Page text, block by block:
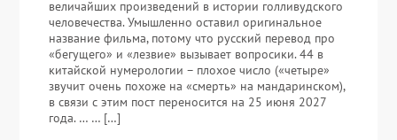
величайших произведений в истории голливудского
человечества. Умышленно оставил оригинальное
название фильма, потому что русский перевод про
«бегущего» и «лезвие» вызывает вопросики. 44 в
китайской нумерологии – плохое число («четыре»
звучит очень похоже на «смерть» на мандаринском),
в связи с этим пост переносится на 25 июня 2027
года. … … […]